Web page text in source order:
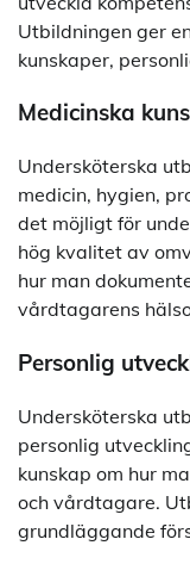
Utbildningen ger
kunskaper,
Medicinska
Undersköterska
medicin, hygien,
det möjligt för
hög kvalitet av
hur man
vårdtagarens
Personlig
Undersköterska
personlig
kunskap om hur
och vårdtagare.
grundläggande